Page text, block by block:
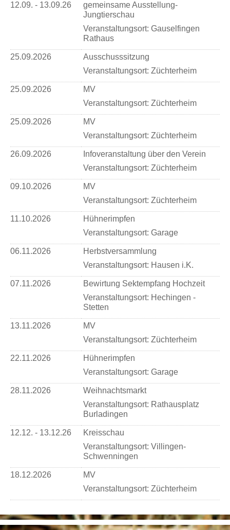
12.09. - 13.09.26
gemeinsame Ausstellung-
Jungtierschau
Veranstaltungsort: Gauselfingen
Rathaus
25.09.2026
Ausschusssitzung
Veranstaltungsort: Züchterheim
25.09.2026
MV
Veranstaltungsort: Züchterheim
25.09.2026
MV
Veranstaltungsort: Züchterheim
26.09.2026
Infoveranstaltung über den Verein
Veranstaltungsort: Züchterheim
09.10.2026
MV
Veranstaltungsort: Züchterheim
11.10.2026
Hühnerimpfen
Veranstaltungsort: Garage
06.11.2026
Herbstversammlung
Veranstaltungsort: Hausen i.K.
07.11.2026
Bewirtung Sektempfang Hochzeit
Veranstaltungsort: Hechingen -
Stetten
13.11.2026
MV
Veranstaltungsort: Züchterheim
22.11.2026
Hühnerimpfen
Veranstaltungsort: Garage
28.11.2026
Weihnachtsmarkt
Veranstaltungsort: Rathausplatz
Burladingen
12.12. - 13.12.26
Kreisschau
Veranstaltungsort: Villingen-
Schwenningen
18.12.2026
MV
Veranstaltungsort: Züchterheim